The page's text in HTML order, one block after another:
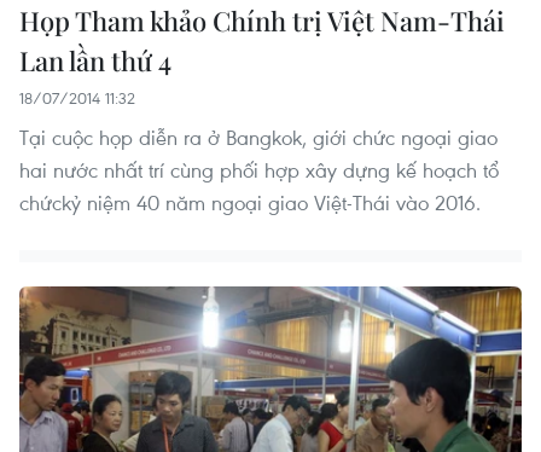
Họp Tham khảo Chính trị Việt Nam-Thái
Lan lần thứ 4
18/07/2014 11:32
Tại cuộc họp diễn ra ở Bangkok, giới chức ngoại giao
hai nước nhất trí cùng phối hợp xây dựng kế hoạch tổ
chứckỷ niệm 40 năm ngoại giao Việt-Thái vào 2016.